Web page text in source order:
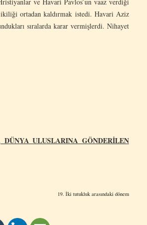
ortadan kaldırmak istedi. Havari Aziz
sıralarda karar vermişlerdi. Nihayet
DÜNYA ULUSLARINA GÖNDERİLEN
19. İki tutukluk arasındaki dönem